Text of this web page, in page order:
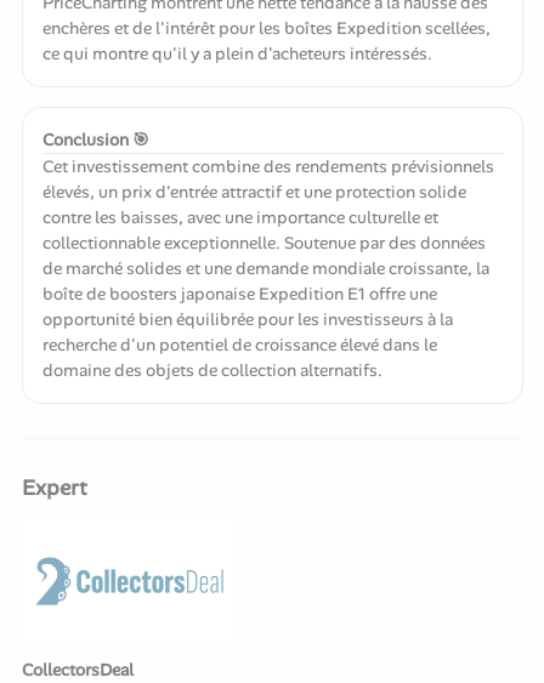
enchères et de l'intérêt pour les boîtes Expedition scellées,
ce qui montre qu'il y a plein d'acheteurs intéressés.
Conclusion 🎯
Cet investissement combine des rendements prévisionnels
élevés, un prix d'entrée attractif et une protection solide
contre les baisses, avec une importance culturelle et
collectionnable exceptionnelle. Soutenue par des données
de marché solides et une demande mondiale croissante, la
boîte de boosters japonaise Expedition E1 offre une
opportunité bien équilibrée pour les investisseurs à la
recherche d'un potentiel de croissance élevé dans le
domaine des objets de collection alternatifs.
Expert
CollectorsDeal